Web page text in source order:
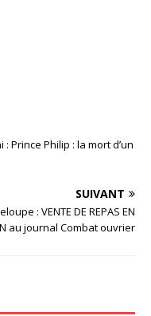
: Prince Philip : la mort d’un
SUIVANT
: VENTE DE REPAS EN
au journal Combat ouvrier